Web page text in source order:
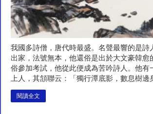
我國多詩僧，唐代時最盛。名聲最響的是詩
出家，法號無本，他還俗是出於大文豪韓愈
俗參加考試，他從此便成為苦吟詩人。他有
上人，其頷聯云：「獨行潭底影，數息樹邊
閱讀全文